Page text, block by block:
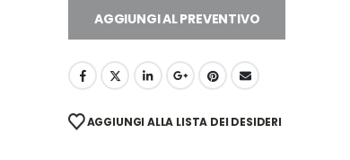
AGGIUNGI AL PREVENTIVO
AGGIUNGI ALLA LISTA DEI DESIDERI